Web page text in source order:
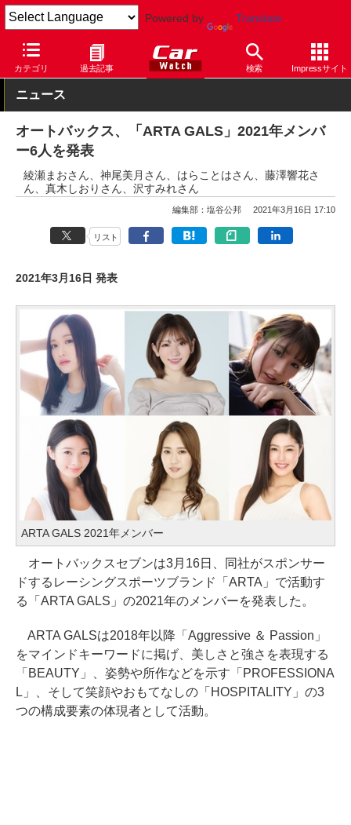
Powered by Translate
カテゴリ 過去記事 検索 Impressサイト
Car Watch モータースポーツ SUPER GT
ニュース
オートバックス、「ARTA GALS」2021年メンバ
ー6人を発表
綾瀬まおさん、神尾美月さん、はらことはさん、藤澤響花さ
ん、真木しおりさん、沢すみれさん
編集部：塩谷公邦 2021年3月16日 17:10
リスト
2021年3月16日 発表
ARTA GALS 2021年メンバー
オートバックスセブンは3月16日、同社がスポンサー
ドするレーシングスポーツブランド「ARTA」で活動す
る「ARTA GALS」の2021年のメンバーを発表した。
ARTA GALSは2018年以降「Aggressive ＆ Passion」
をマインドキーワードに掲げ、美しさと強さを表現する
「BEAUTY」、姿勢や所作などを示す「PROFESSIONA
L」、そして笑顔やおもてなしの「HOSPITALITY」の3
つの構成要素の体現者として活動。